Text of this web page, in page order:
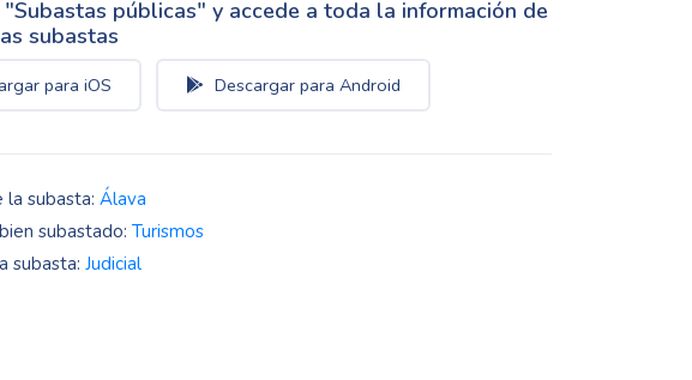
"Subastas públicas" y accede a toda la información de
subastas
para iOS Descargar para Android
la subasta: Álava
subastado: Turismos
subasta: Judicial